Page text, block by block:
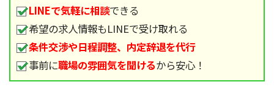
LINEで気軽に相談できる
希望の求人情報もLINEで受け取れる
条件交渉や日程調整、内定辞退を代行
事前に職場の雰囲気を聞けるから安心！